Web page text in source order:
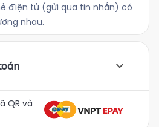
điện tử (gửi qua tin nhắn) có
nhau.
QR và